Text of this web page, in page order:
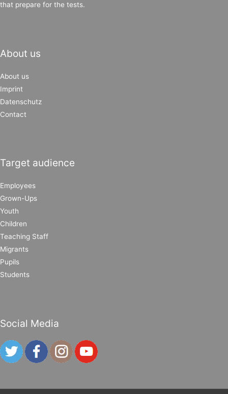
that prepare for the tests.
About us
About us
Imprint
Datenschutz
Contact
Target audience
Employees
Grown-Ups
Youth
Children
Teaching Staff
Migrants
Pupils
Students
Social Media